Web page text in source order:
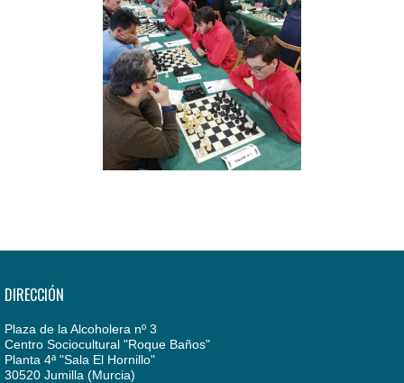
DIRECCIÓN
Plaza de la Alcoholera nº 3
Centro Sociocultural "Roque Baños"
Planta 4ª "Sala El Hornillo"
30520 Jumilla (Murcia)